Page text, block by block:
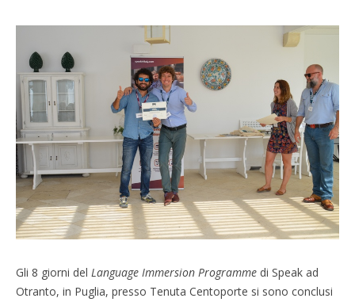
Gli 8 giorni del Language Immersion Programme di Speak ad
Otranto, in Puglia, presso Tenuta Centoporte si sono conclusi